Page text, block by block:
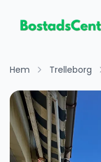
Hem Trelleborg